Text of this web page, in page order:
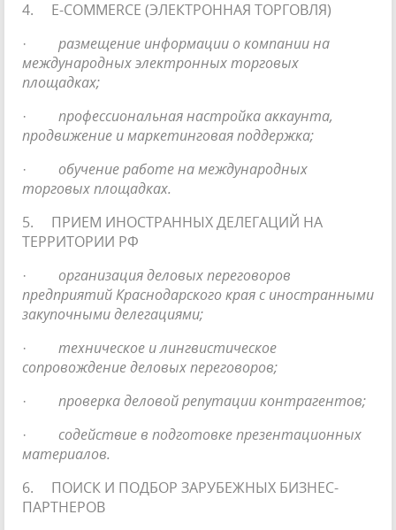
4. E-COMMERCE (ЭЛЕКТРОННАЯ ТОРГОВЛЯ)
· размещение информации о компании на
международных электронных торговых
площадках;
· профессиональная настройка аккаунта,
продвижение и маркетинговая поддержка;
· обучение работе на международных
торговых площадках.
5. ПРИЕМ ИНОСТРАННЫХ ДЕЛЕГАЦИЙ НА
ТЕРРИТОРИИ РФ
· организация деловых переговоров
предприятий Краснодарского края с иностранными
закупочными делегациями;
· техническое и лингвистическое
сопровождение деловых переговоров;
· проверка деловой репутации контрагентов;
· содействие в подготовке презентационных
материалов.
6. ПОИСК И ПОДБОР ЗАРУБЕЖНЫХ БИЗНЕС-
ПАРТНЕРОВ